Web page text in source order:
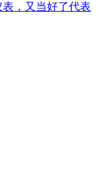
，又当好了代表